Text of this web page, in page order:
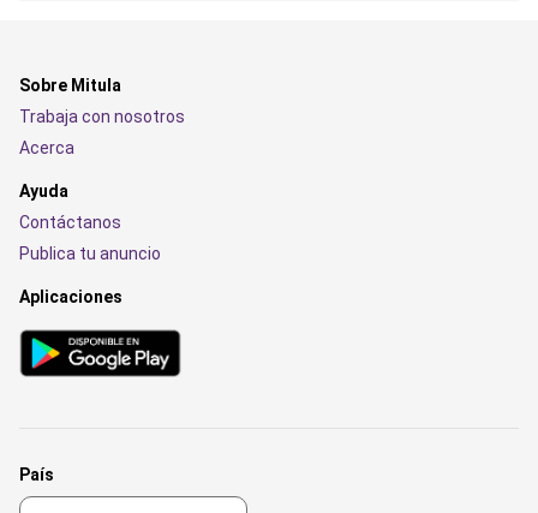
Sobre Mitula
Trabaja con nosotros
Acerca
Ayuda
Contáctanos
Publica tu anuncio
Aplicaciones
País